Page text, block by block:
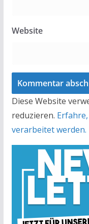
Website
Diese Website
reduzieren.
verarbeitet werden.